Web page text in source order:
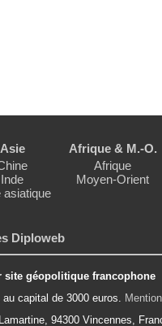
Asie
Inde
asiatique
Afrique & M.-O.
Afrique
Moyen-Orient
Diploweb
site géopolitique francophone
capital de 3000 euros.
94300 Vincennes,